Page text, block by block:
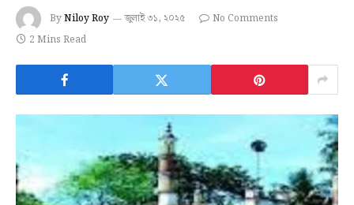
ByNiloy Roy জুলাই ৩১, ২০২৫
No Comments
2 Mins Read